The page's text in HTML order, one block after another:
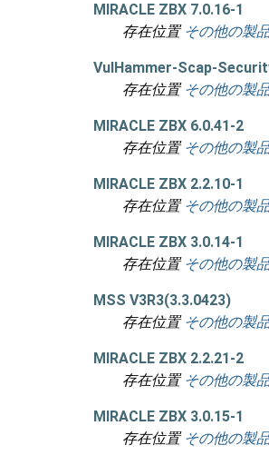
MIRACLE ZBX 7.0.16-1
存在位置 その他の製
VulHammer-Scap-
存在位置 その他の製
MIRACLE ZBX 6.0.41-2
存在位置 その他の製
MIRACLE ZBX 2.2.10-1
存在位置 その他の製
MIRACLE ZBX 3.0.14-1
存在位置 その他の製
MSS V3R3(3.3.0423)
存在位置 その他の製
MIRACLE ZBX 2.2.21-2
存在位置 その他の製
MIRACLE ZBX 3.0.15-1
存在位置 その他の製